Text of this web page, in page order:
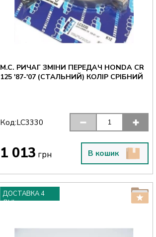
M.C. РИЧАГ ЗМІНИ ПЕРЕДАЧ HONDA CR
125 '87-'07 (СТАЛЬНИЙ) КОЛІР СРІБНИЙ
Код:LC3330
1 013 грн В кошик
ДОСТАВКА 4
ДНІ